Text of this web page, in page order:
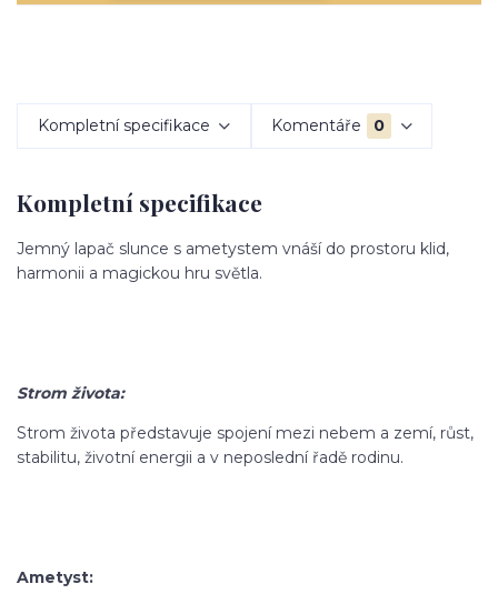
Kompletní specifikace Komentáře 0
Kompletní specifikace
Jemný lapač slunce s ametystem vnáší do prostoru klid,
harmonii a magickou hru světla.
Strom života:
Strom života představuje spojení mezi nebem a zemí, růst,
stabilitu, životní energii a v neposlední řadě rodinu.
Ametyst: